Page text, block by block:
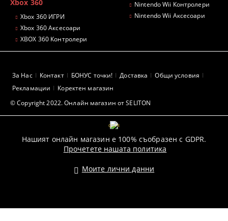
Xbox 360
Xbox 360 ИГРИ
Xbox 360 Аксесоари
XBOX 360 Контролери
Nintendo Wii Контролери
Nintendo Wii Аксесоари
© Copyright 2022. Онлайн магазин от SELITON
За Нас Контакт БОНУС точки! Доставка
Общи условия
Рекламации
Коректен магазин
GDPR
Нашият онлайн магазин е 100% съобразен с GDPR.
Прочетете нашата политика
Моите лични данни